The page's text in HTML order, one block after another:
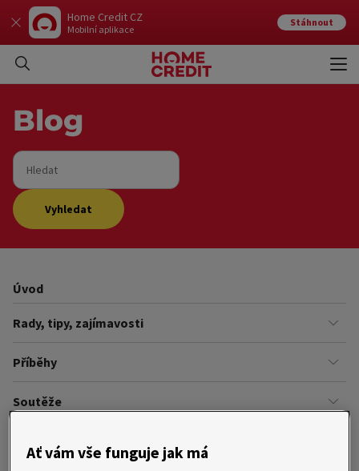
Home Credit CZ
Mobilní aplikace
Stáhnout
Blog
Hledat
Vyhledat
Úvod
Rady, tipy, zajímavosti
Finance
Úřady
Ze života do života
Příběhy
Našich zákazníků
Soutěže
Ať vám vše funguje jak má